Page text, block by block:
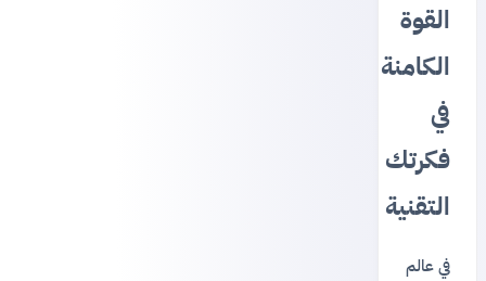
القوة
الكامنة
في
فكرتك
التقنية
في عالم